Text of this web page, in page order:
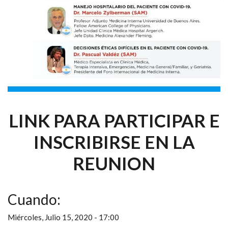
LINK PARA PARTICIPAR E
INSCRIBIRSE EN LA
REUNION
Cuando:
Miércoles, Julio 15, 2020 - 17:00